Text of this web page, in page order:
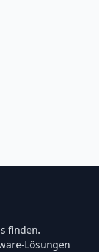
finden.
Lösungen